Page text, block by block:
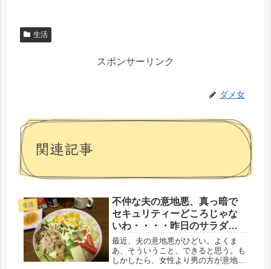
生活
スポンサーリンク
ダメ女
関連記事
生活
不仲な夫の意地悪、真っ暗で
セキュリティーどころじゃな
いわ・・・・昨日のサラダ弁
当・のせのせ晩ごはん、
最近、夫の意地悪がひどい。よくま
あ、そういうこと、できると思う。も
しかしたら、女性より男の方が意地が